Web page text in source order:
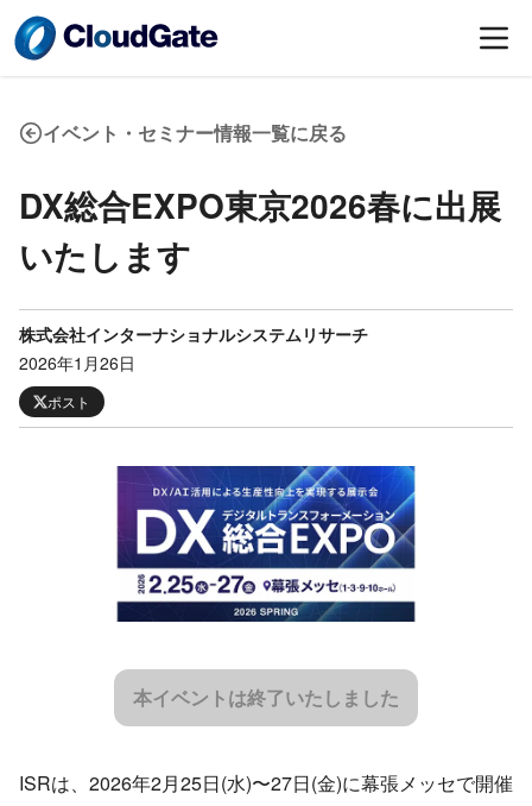
イベント・セミナー情報一覧に戻る
DX総合EXPO東京2026春に出展
いたします
株式会社インターナショナルシステムリサーチ
2026年1月26日
ポスト
本イベントは終了いたしました
ISRは、2026年2月25日(水)〜27日(金)に幕張メッセで開催